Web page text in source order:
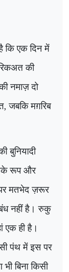
कि एक दिन में
की
नमाज़ दो
,जबकि मग़रिब
बुनियादी
रूप और
मतभेद ज़रूर
नहीं है। रुकु
एक ही है।
पंथ में इस पर
बिना किसी